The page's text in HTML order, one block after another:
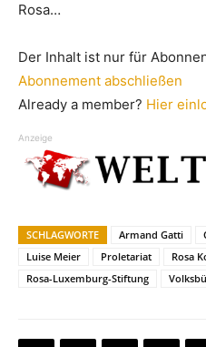
Rosa…
Der Inhalt ist nur für
Abonnement abschließen
Already a member? Hier
Anzeige
SCHLAGWORTE Armand Gatti
Luise Meier
Proletariat Rosa
Rosa-Luxemburg-Stiftung